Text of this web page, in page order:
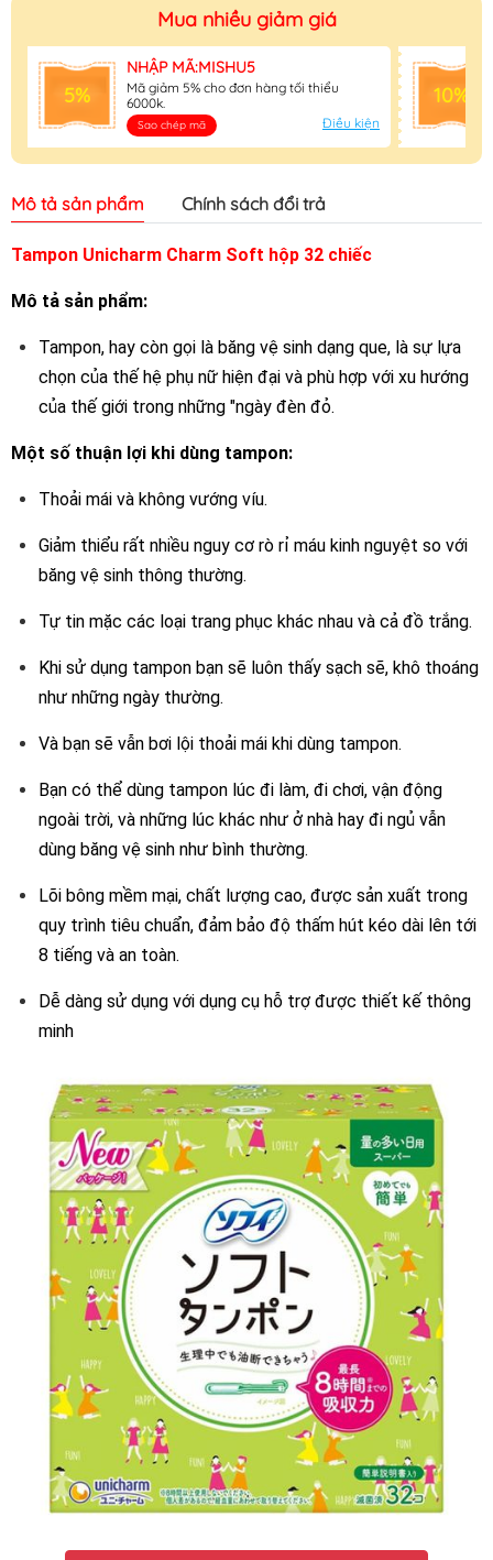
Mua nhiều giảm giá
5%
NHẬP MÃ:MISHU5
Mã giảm 5% cho đơn hàng tối thiểu
6000k.
Sao chép mã Điều kiện
10%
Mô tả sản phẩm Chính sách đổi trả
Tampon Unicharm Charm Soft hộp 32 chiếc
Mô tả sản phẩm:
Tampon, hay còn gọi là băng vệ sinh dạng que, là sự lựa
chọn của thế hệ phụ nữ hiện đại và phù hợp với xu hướng
của thế giới trong những "ngày đèn đỏ.
Một số thuận lợi khi dùng tampon:
Thoải mái và không vướng víu.
Giảm thiểu rất nhiều nguy cơ rò rỉ máu kinh nguyệt so với
băng vệ sinh thông thường.
Tự tin mặc các loại trang phục khác nhau và cả đồ trắng.
Khi sử dụng tampon bạn sẽ luôn thấy sạch sẽ, khô thoáng
như những ngày thường.
Và bạn sẽ vẫn bơi lội thoải mái khi dùng tampon.
Bạn có thể dùng tampon lúc đi làm, đi chơi, vận động
ngoài trời, và những lúc khác như ở nhà hay đi ngủ vẫn
dùng băng vệ sinh như bình thường.
Lõi bông mềm mại, chất lượng cao, được sản xuất trong
quy trình tiêu chuẩn, đảm bảo độ thấm hút kéo dài lên tới
8 tiếng và an toàn.
Dễ dàng sử dụng với dụng cụ hỗ trợ được thiết kế thông
minh